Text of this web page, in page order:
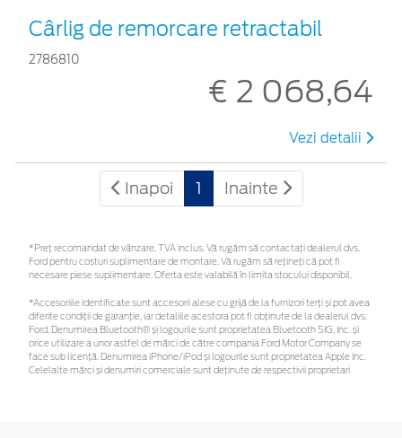
Cârlig de remorcare retractabil
2786810
€ 2 068,64
Vezi detalii
Inapoi 1 Inainte
*Preţ recomandat de vânzare, TVA inclus. Vă rugăm să contactaţi dealerul dvs.
Ford pentru costuri suplimentare de montare. Vă rugăm să rețineți că pot fi
necesare piese suplimentare. Oferta este valabilă în limita stocului disponibil.
*Accesoriile identificate sunt accesorii alese cu grijă de la furnizori terți și pot avea
diferite condiții de garanție, iar detaliile acestora pot fi obținute de la dealerul dvs.
Ford. Denumirea Bluetooth® și logourile sunt proprietatea Bluetooth SIG, Inc. și
orice utilizare a unor astfel de mărci de către compania Ford Motor Company se
face sub licență. Denumirea iPhone/iPod și logourile sunt proprietatea Apple Inc.
Celelalte mărci și denumiri comerciale sunt deținute de respectivii proprietari